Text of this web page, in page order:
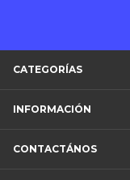
CATEGORÍAS
INFORMACIÓN
CONTACTÁNOS